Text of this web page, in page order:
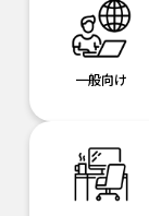
一般向け